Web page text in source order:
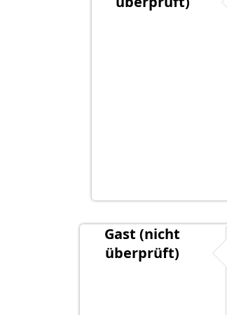
Gast (nicht
überprüft)